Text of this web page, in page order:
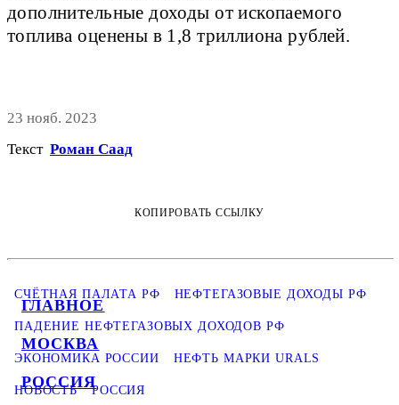
ГЛАВНОЕ
МОСКВА
РОССИЯ
дополнительные доходы от ископаемого
топлива оценены в 1,8 триллиона рублей.
23 нояб. 2023
Текст Роман Саад
КОПИРОВАТЬ ССЫЛКУ
СЧЁТНАЯ ПАЛАТА РФ НЕФТЕГАЗОВЫЕ ДОХОДЫ РФ
ПАДЕНИЕ НЕФТЕГАЗОВЫХ ДОХОДОВ РФ
ЭКОНОМИКА РОССИИ НЕФТЬ МАРКИ URALS
НОВОСТЬ РОССИЯ